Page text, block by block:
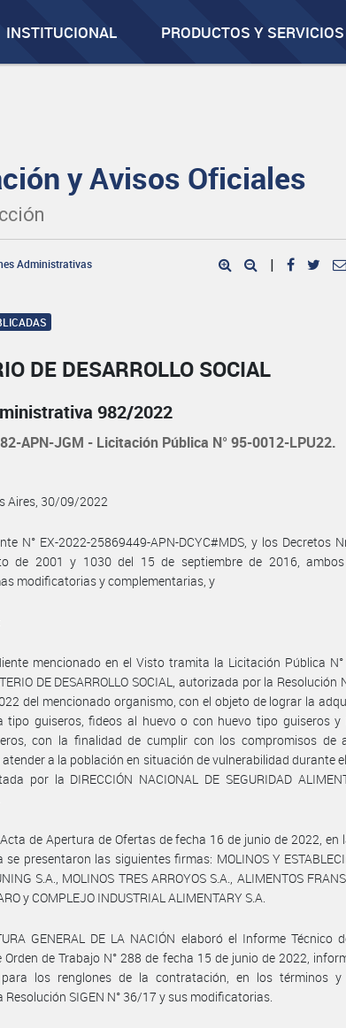
INSTITUCIONAL PRODUCTOS Y SERVICIOS
y Avisos Oficiales
Administrativas
|
DE DESARROLLO SOCIAL
982/2022
APN-JGM - Licitación Pública N° 95-0012-LPU22.
Aires, 30/09/2022
N° EX-2022-25869449-APN-DCYC#MDS, y los Decretos
de 2001 y 1030 del 15 de septiembre de 2016,
modificatorias y complementarias, y
mencionado en el Visto tramita la Licitación Pública
DE DESARROLLO SOCIAL, autorizada por la Resolución
del mencionado organismo, con el objeto de lograr la
tipo guiseros, fideos al huevo o con huevo tipo guiseros y
con la finalidad de cumplir con los compromisos de
a la población en situación de vulnerabilidad durante
por la DIRECCIÓN NACIONAL DE SEGURIDAD
de Apertura de Ofertas de fecha 16 de junio de 2022, en
presentaron las siguientes firmas: MOLINOS Y
S.A., MOLINOS TRES ARROYOS S.A., ALIMENTOS
y COMPLEJO INDUSTRIAL ALIMENTARY S.A.
GENERAL DE LA NACIÓN elaboró el Informe Técnico
Orden de Trabajo N° 288 de fecha 15 de junio de 2022,
para los renglones de la contratación, en los términos y
Resolución SIGEN N° 36/17 y sus modificatorias.